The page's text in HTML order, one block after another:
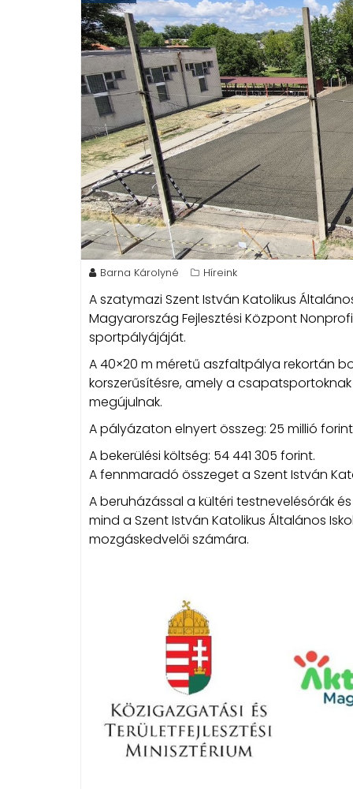
Barna Károlyné Híreink
A szatymazi Szent István Katolikus
Magyarország Fejlesztési Központ
sportpályájáját.
A 40×20 m méretű aszfaltpálya rekortán
korszerűsítésre, amely a
megújulnak.
A pályázaton elnyert összeg: 25 millió
A bekerülési költség: 54 441 305 forint.
A fennmaradó összeget a Szent István
A beruházással a kültéri testnevelésórák
mind a Szent István Katolikus Általános
mozgáskedvelői számára.